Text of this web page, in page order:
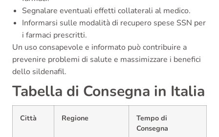
Segnalare eventuali effetti collaterali al medico.
Informarsi sulle modalità di recupero spese SSN per
i farmaci prescritti.
Un uso consapevole e informato può contribuire a
prevenire problemi di salute e massimizzare i benefici
dello sildenafil.
Tabella di Consegna in Italia
Città Regione
Tempo di
Consegna